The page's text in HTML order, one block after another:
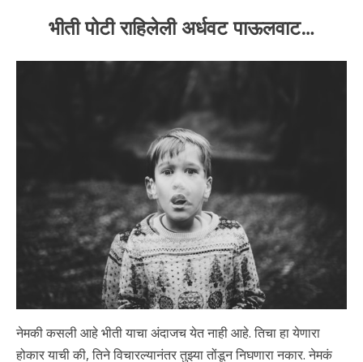
भीती पोटी राहिलेली अर्धवट पाऊलवाट…
नेमकी कसली आहे भीती याचा अंदाजच येत नाही आहे. तिचा हा येणारा
होकार याची की, तिने विचारल्यानंतर तुझ्या तोंडून निघणारा नकार. नेमकं